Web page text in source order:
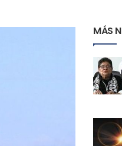
De Trabajo
Prioritarios
MÁS